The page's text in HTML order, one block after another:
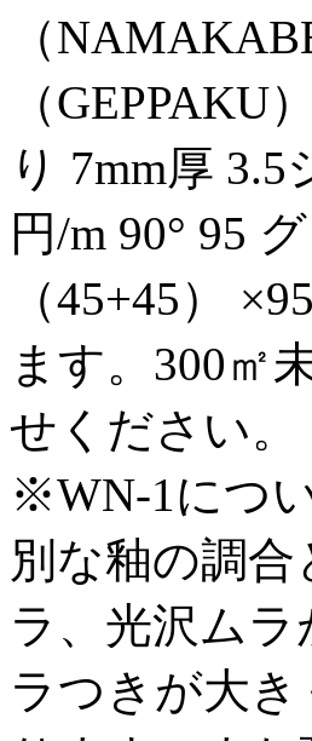
（
（GEPPAKU
り 7mm厚
円/m 90° 95
（45+45）
ます。300㎡
せください
※WN-1につ
別な釉の調
ラ、光沢ム
ラつきが大